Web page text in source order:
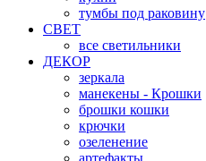
тумбы под раковину
СВЕТ
все светильники
ДЕКОР
зеркала
манекены - Крошки
брошки кошки
крючки
озеленение
артефакты